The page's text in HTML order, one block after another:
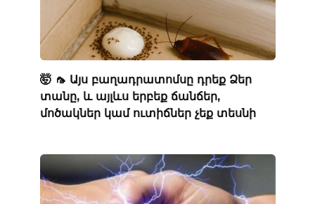
🤯 🦟 Այս բաղադրատոմսը դրեք Ձեր
տանը, և այլևս երբեք ճանճեր,
մոծակներ կամ ուտիճներ չեք տեսնի